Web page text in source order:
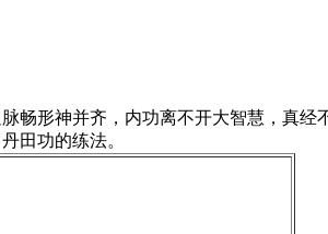
形神并齐，内功离不开大智慧，真经
田功的练法。